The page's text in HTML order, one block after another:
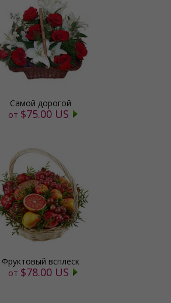
Самой дорогой
от $75.00 US
Фруктовый всплеск
от $78.00 US